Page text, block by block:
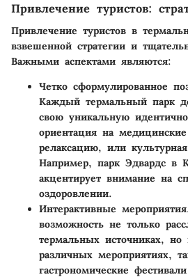
Привлечение туристов:
Привлечение туристов в
взвешенной стратегии и
Важными аспектами являются:
Четко сформулированное
Каждый термальный парк
свою уникальную
ориентация на
релаксацию, или
Например, парк Эдвардс в
акцентирует внимание на
оздоровлении.
Интерактивные
возможность не только
термальных источниках, но
различных мероприятиях,
гастрономические